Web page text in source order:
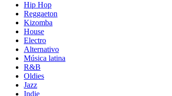
Hip Hop
Reggaeton
Kizomba
House
Electro
Alternativo
Música latina
R&B
Oldies
Jazz
Indie